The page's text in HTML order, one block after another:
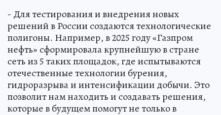
- Для тестирования и внедрения новых
решений в России создаются технологические
полигоны. Например, в 2025 году «Газпром
нефть» сформировала крупнейшую в стране
сеть из 5 таких площадок, где испытываются
отечественные технологии бурения,
гидроразрыва и интенсификации добычи. Это
позволит нам находить и создавать решения,
которые в будущем помогут не только в